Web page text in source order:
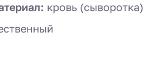
кровь (сыворотка)